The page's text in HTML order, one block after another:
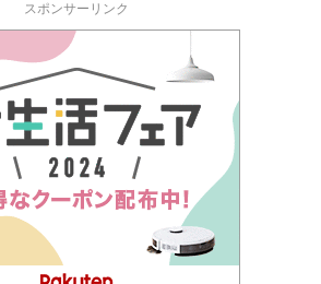
スポンサーリンク